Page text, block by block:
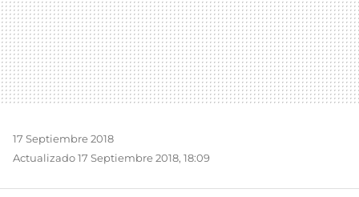
17 Septiembre 2018
Actualizado 17 Septiembre 2018, 18:09